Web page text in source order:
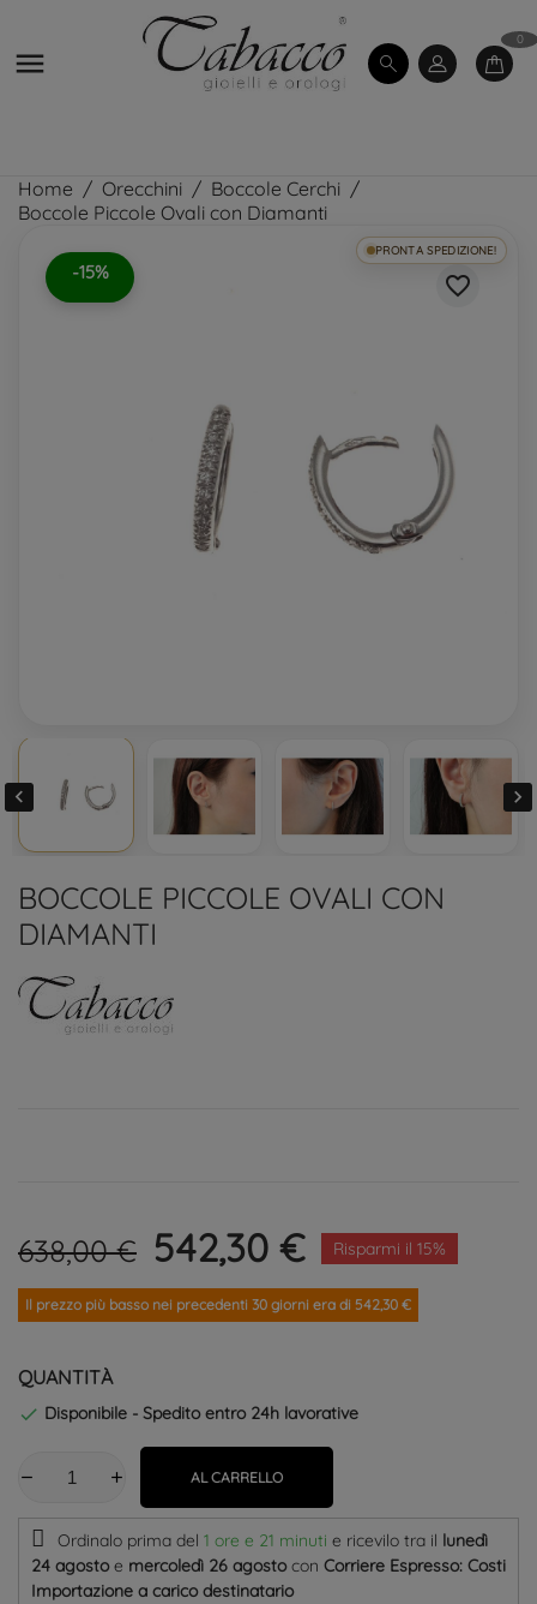

0
Home Orecchini
Boccole Cerchi
Boccole Piccole Ovali con Diamanti
-15%
PRONTA SPEDIZIONE!
favorite_border
 
BOCCOLE PICCOLE OVALI CON
DIAMANTI
638,00 € 542,30 € Risparmi il 15%
Il prezzo più basso nei precedenti 30 giorni era di 542,30 €
QUANTITÀ
 Disponibile - Spedito entro 24h lavorative
AL CARRELLO
Ordinalo prima del 1 ore e 21 minuti e ricevilo tra il lunedì
24 agostoe mercoledì 26 agosto con Corriere Espresso: Costi
Importazione a carico destinatario